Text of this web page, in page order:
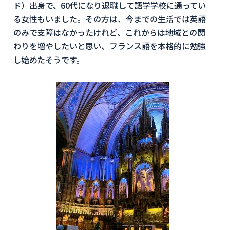
ド）出身で、60代になり退職して語学学校に通ってい
る女性もいました。その方は、今までの生活では英語
のみで支障はなかったけれど、これからは地域との関
わりを増やしたいと思い、フランス語を本格的に勉強
し始めたそうです。